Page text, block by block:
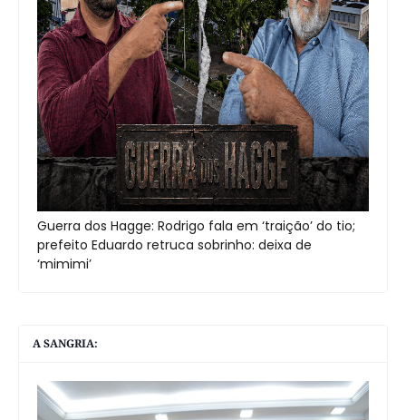
Guerra dos Hagge: Rodrigo fala em ‘traição’ do tio;
prefeito Eduardo retruca sobrinho: deixa de
‘mimimi’
A SANGRIA: